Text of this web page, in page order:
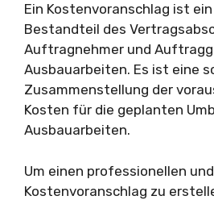
Ein Kostenvoranschlag ist
Bestandteil des
Auftragnehmer und
Ausbauarbeiten. Es ist eine
Zusammenstellung der
Kosten für die geplanten
Ausbauarbeiten.
Um einen professionellen
Kostenvoranschlag zu